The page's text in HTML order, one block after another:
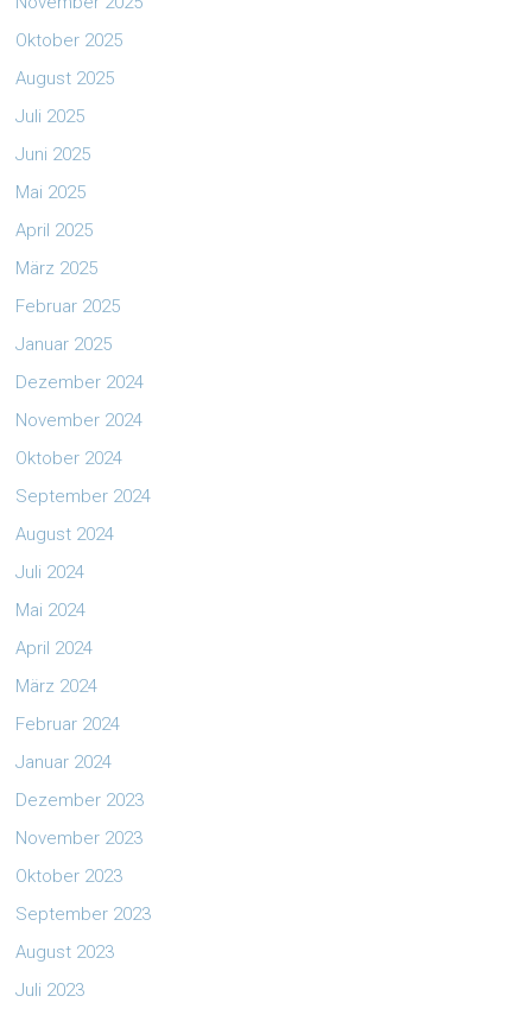
Oktober 2025
August 2025
Juli 2025
Juni 2025
Mai 2025
April 2025
März 2025
Februar 2025
Januar 2025
Dezember 2024
November 2024
Oktober 2024
September 2024
August 2024
Juli 2024
Mai 2024
April 2024
März 2024
Februar 2024
Januar 2024
Dezember 2023
November 2023
Oktober 2023
September 2023
August 2023
Juli 2023